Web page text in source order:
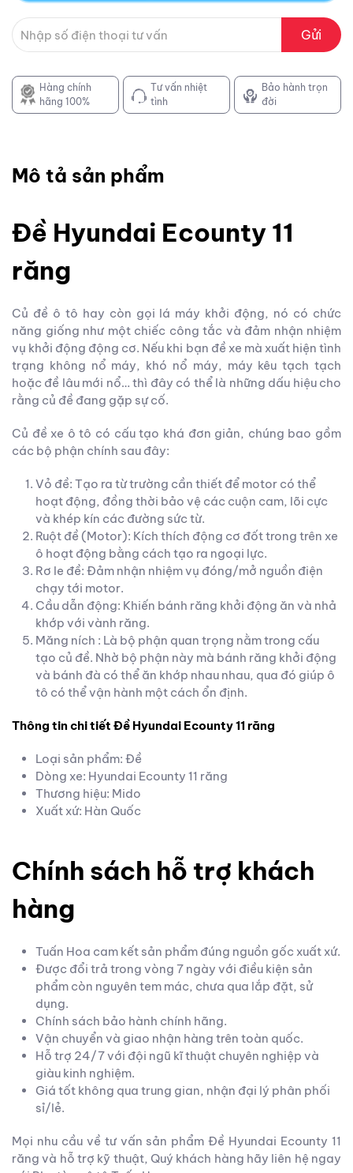
Gửi
Hàng chính
hãng 100%
Tư vấn nhiệt
tình
Bảo hành trọn
đời
Mô tả sản phẩm
Đề Hyundai Ecounty 11
răng
Củ đề ô tô hay còn gọi lá máy khởi động, nó có chức
năng giống như một chiếc công tắc và đảm nhận nhiệm
vụ khởi động động cơ. Nếu khi bạn đề xe mà xuất hiện tình
trạng không nổ máy, khó nổ máy, máy kêu tạch tạch
hoặc đề lâu mới nổ… thì đây có thể là những dấu hiệu cho
rằng củ đề đang gặp sự cố.
Củ đề xe ô tô có cấu tạo khá đơn giản, chúng bao gồm
các bộ phận chính sau đây:
Vỏ đề: Tạo ra từ trường cần thiết để motor có thể
hoạt động, đồng thời bảo vệ các cuộn cam, lõi cực
và khép kín các đường sức từ.
Ruột đề (Motor): Kích thích động cơ đốt trong trên xe
ô hoạt động bằng cách tạo ra ngoại lực.
Rơ le đề: Đảm nhận nhiệm vụ đóng/mở nguồn điện
chạy tới motor.
Cầu dẫn động: Khiến bánh răng khởi động ăn và nhả
khớp với vành răng.
Măng ních : Là bộ phận quan trọng nằm trong cấu
tạo củ đề. Nhờ bộ phận này mà bánh răng khởi động
và bánh đà có thể ăn khớp nhau nhau, qua đó giúp ô
tô có thể vận hành một cách ổn định.
Thông tin chi tiết Đề Hyundai Ecounty 11 răng
Loại sản phẩm: Đề
Dòng xe: Hyundai Ecounty 11 răng
Thương hiệu: Mido
Xuất xứ: Hàn Quốc
Chính sách hỗ trợ khách
hàng
Tuấn Hoa cam kết sản phẩm đúng nguồn gốc xuất xứ.
Được đổi trả trong vòng 7 ngày với điều kiện sản
phẩm còn nguyên tem mác, chưa qua lắp đặt, sử
dụng.
Chính sách bảo hành chính hãng.
Vận chuyển và giao nhận hàng trên toàn quốc.
Hỗ trợ 24/7 với đội ngũ kĩ thuật chuyên nghiệp và
giàu kinh nghiệm.
Giá tốt không qua trung gian, nhận đại lý phân phối
sỉ/lẻ.
Mọi nhu cầu về tư vấn sản phẩm Đề Hyundai Ecounty 11
răng và hỗ trợ kỹ thuật, Quý khách hàng hãy liên hệ ngay